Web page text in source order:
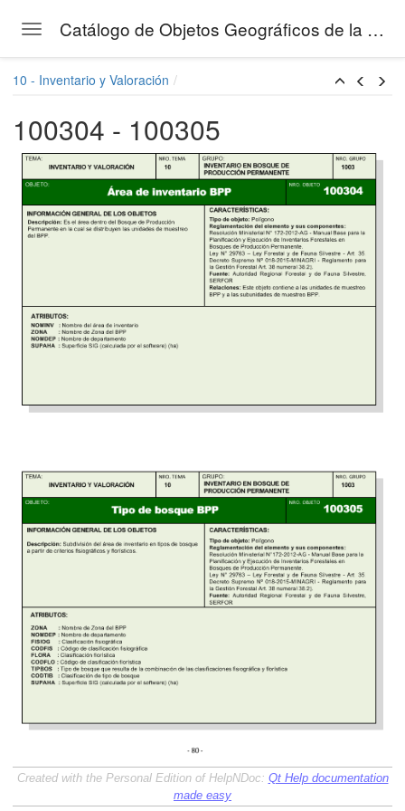
Toggle navigation Catálogo de Objetos Geográficos de la Gestión Forestal del SERFOR
10 - Inventario y Valoración
100304 - 100305
Created with the Personal Edition of HelpNDoc: Qt Help documentation
made easy